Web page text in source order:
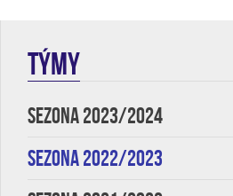
TÝMY
SEZONA 2023/2024
SEZONA 2022/2023